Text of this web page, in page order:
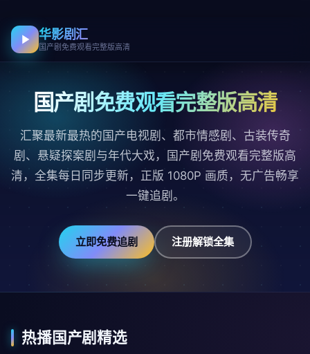
华影剧汇
国产剧免费观看完整版高清
国产剧免费观看完整版高清
汇聚最新最热的国产电视剧、都市情感剧、古装传奇
剧、悬疑探案剧与年代大戏，国产剧免费观看完整版高
清，全集每日同步更新，正版 1080P 画质，无广告畅享
一键追剧。
立即免费追剧 注册解锁全集
热播国产剧精选